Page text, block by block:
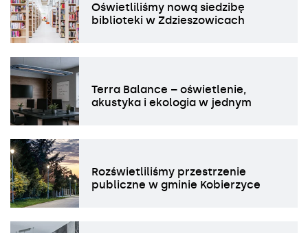
Oświetliliśmy nową siedzibę
biblioteki w Zdzieszowicach
Terra Balance – oświetlenie,
akustyka i ekologia w jednym
Rozświetliliśmy przestrzenie
publiczne w gminie Kobierzyce